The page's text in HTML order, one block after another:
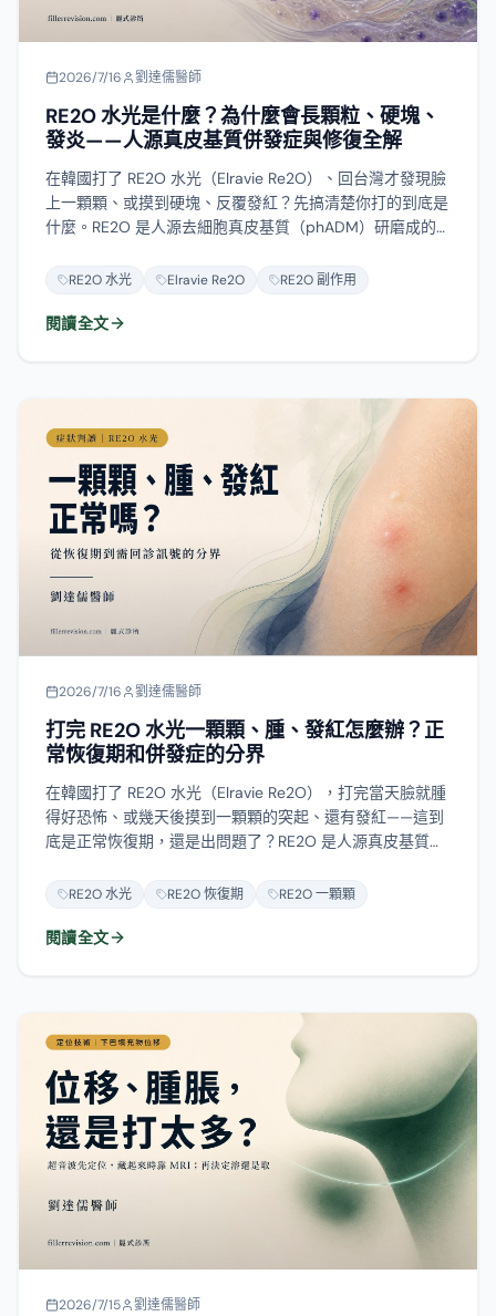
2026/7/16 劉達儒醫師
RE2O 水光是什麼？為什麼會長顆粒、硬塊、
發炎——人源真皮基質併發症與修復全解
在韓國打了 RE2O 水光（Elravie Re2O）、回台灣才發現臉
上一顆顆、或摸到硬塊、反覆發紅？先搞清楚你打的到底是
什麼。RE2O 是人源去細胞真皮基質（phADM）研磨成的
也不只是膠原溶液，更不是台灣核准的填充物。正因為主體
尿酸，顆粒本身溶不掉。這篇把它的成分、為什麼會長顆粒
RE2O 水光 Elravie Re2O RE2O 副作用
閱讀全文
2026/7/16 劉達儒醫師
打完 RE2O 水光一顆顆、腫、發紅怎麼辦？正
常恢復期和併發症的分界
在韓國打了 RE2O 水光（Elravie Re2O），打完當天臉就腫
得好恐怖、或幾天後摸到一顆顆的突起、還有發紅——這到
底是正常恢復期，還是出問題了？RE2O 是人源真皮基質的
粒感和發炎。這篇教你怎麼分「幾天內會退的正常反應」和
表材料聚集，現在自己該做什麼、又千萬別做什麼（例如用
RE2O 水光 RE2O 恢復期 RE2O 一顆顆
閱讀全文
2026/7/15 劉達儒醫師